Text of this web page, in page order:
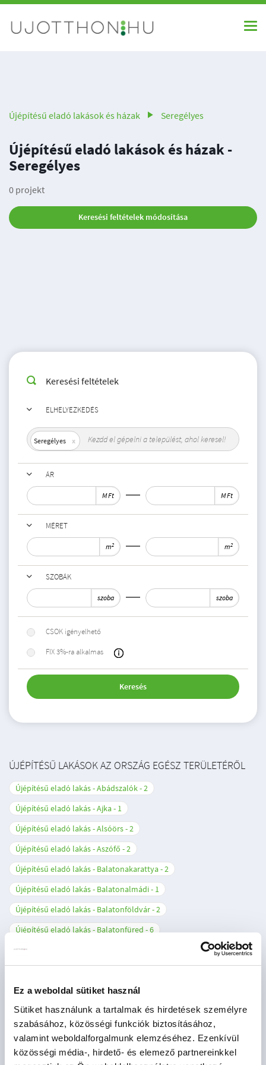
Ez a weboldal sütiket használ
Sütiket használunk a tartalmak és hirdetések személyre
szabásához, közösségi funkciók biztosításához,
valamint weboldalforgalmunk elemzéséhez. Ezenkívül
közösségi média-, hirdető- és elemező partnereinkkel
Újépítésű eladó lakások és házak Seregélyes
Újépítésű eladó lakások és házak -
Seregélyes
0 projekt
Keresési feltételek módosítása
Keresési feltételek
ELHELYEZKEDÉS
Seregélyes
ÁR
M Ft M Ft
MÉRET
m2 m2
SZOBÁK
szoba szoba
CSOK igényelhető
FIX 3%-ra alkalmas
Keresés
ÚJÉPÍTÉSŰ LAKÁSOK AZ ORSZÁG EGÉSZ TERÜLETÉRŐL
Újépítésű eladó lakás - Abádszalók 2
Újépítésű eladó lakás - Ajka
1
Újépítésű eladó lakás - Alsóörs 2
Újépítésű eladó lakás - Aszófő
2
Újépítésű eladó lakás - Balatonakarattya 2
Újépítésű eladó lakás - Balatonalmádi
1
Újépítésű eladó lakás - Balatonföldvár 2
Újépítésű eladó lakás - Balatonfüred
6
Újépítésű eladó lakás - Balatonlelle
Újépítésű eladó lakás - Balatonudvari
Újépítésű eladó lakás - Balogunyom
1
Újépítésű eladó lakás - Beled
1
Újépítésű eladó lakás - Budapest I. kerület 1